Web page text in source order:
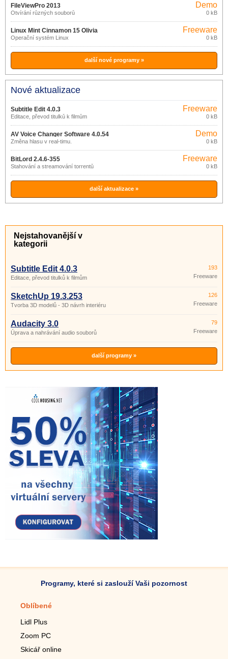
FileViewPro 2013
Otvírání různých souborů
Demo
0 kB
Linux Mint Cinnamon 15 Olivia
Operační systém Linux
Freeware
0 kB
další nové programy »
Nové aktualizace
Subtitle Edit 4.0.3
Editace, převod titulků k filmům
Freeware
0 kB
AV Voice Changer Software 4.0.54
Změna hlasu v real-timu.
Demo
0 kB
BitLord 2.4.6-355
Stahování a streamování torrentů
Freeware
0 kB
další aktualizace »
Nejstahovanější v
kategorii
Subtitle Edit 4.0.3
Editace, převod titulků k filmům
193
Freeware
SketchUp 19.3.253
Tvorba 3D modelů - 3D návrh interiéru
126
Freeware
Audacity 3.0
Úprava a nahrávání audio souborů
79
Freeware
další programy »
Programy, které si zaslouží Vaši pozornost
Oblíbené
Lidl Plus
Zoom PC
Skicář online